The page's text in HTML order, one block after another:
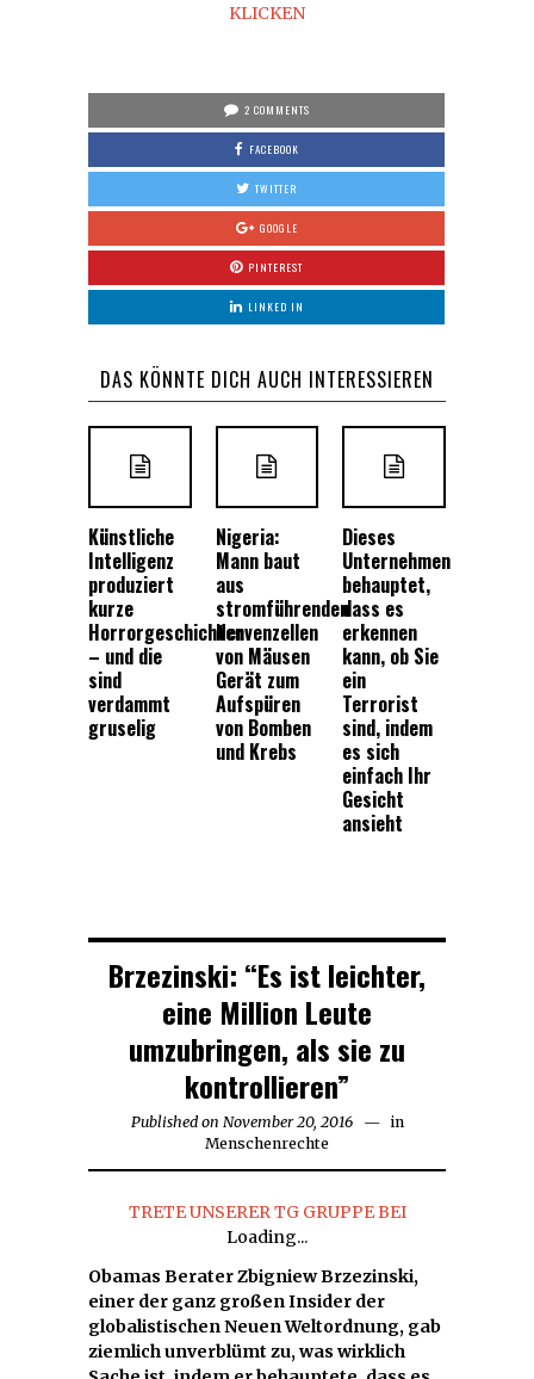
KLICKEN
2 COMMENTS
FACEBOOK
TWITTER
GOOGLE
PINTEREST
LINKED IN
DAS KÖNNTE DICH AUCH INTERESSIEREN
Künstliche
Intelligenz
produziert
kurze
Horrorgeschichten
– und die
sind
verdammt
gruselig
Nigeria:
Mann baut
aus
stromführenden
Nervenzellen
von Mäusen
Gerät zum
Aufspüren
von Bomben
und Krebs
Dieses
Unternehmen
behauptet,
dass es
erkennen
kann, ob Sie
ein
Terrorist
sind, indem
es sich
einfach Ihr
Gesicht
ansieht
Brzezinski: “Es ist leichter,
eine Million Leute
umzubringen, als sie zu
kontrollieren”
Published on November 20, 2016
in
Menschenrechte
TRETE UNSERER TG GRUPPE BEI
Loading...
Obamas Berater Zbigniew Brzezinski,
einer der ganz großen Insider der
globalistischen Neuen Weltordnung, gab
ziemlich unverblümt zu, was wirklich